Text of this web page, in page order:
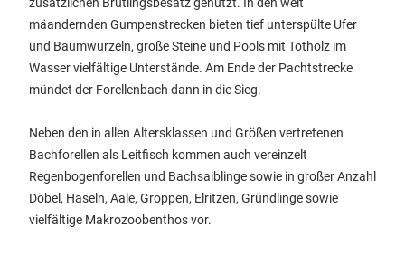
mäandernden Gumpenstrecken bieten tief unterspülte Ufer
und Baumwurzeln, große Steine und Pools mit Totholz im
Wasser vielfältige Unterstände. Am Ende der Pachtstrecke
mündet der Forellenbach dann in die Sieg.
Neben den in allen Altersklassen und Größen vertretenen
Bachforellen als Leitfisch kommen auch vereinzelt
Regenbogenforellen und Bachsaiblinge sowie in großer Anzahl
Döbel, Haseln, Aale, Groppen, Elritzen, Gründlinge sowie
vielfältige Makrozoobenthos vor.